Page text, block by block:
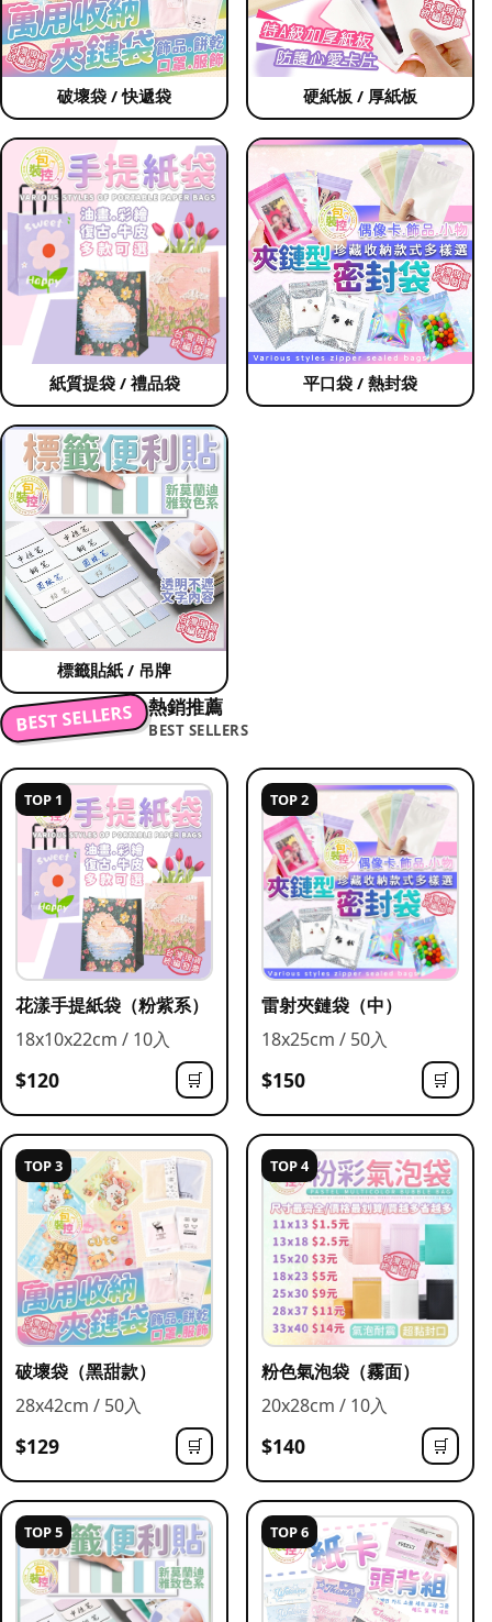
破壞袋 / 快遞袋 硬紙板 / 厚紙板
紙質提袋 / 禮品袋 平口袋 / 熱封袋
標籤貼紙 / 吊牌
BEST SELLERS 熱銷推薦
BEST SELLERS
TOP 1
花漾手提紙袋（粉紫系）
18x10x22cm / 10入
$120 🛒
TOP 2
雷射夾鏈袋（中）
18x25cm / 50入
$150 🛒
TOP 3
破壞袋（黑甜款）
28x42cm / 50入
$129 🛒
TOP 4
粉色氣泡袋（霧面）
20x28cm / 10入
$140 🛒
TOP 5 TOP 6